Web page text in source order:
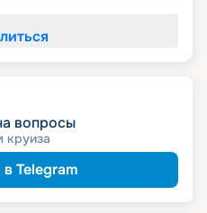
вопросы
Telegram